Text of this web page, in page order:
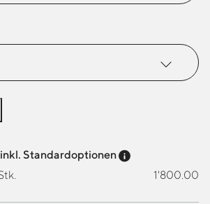
Standardoptionen
Preis-Tooltip
1'800.00